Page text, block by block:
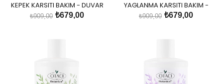
KEPEK KARSITI BAKIM - DUVAR
SARMASIGI VE ÇINKO IÇEREN
₺679,00
₺909,00
YAGLANMA KARSITI BAKIM -
ISIRGAN OTU VE SALISILIK ASIT
₺679,00
₺909,00